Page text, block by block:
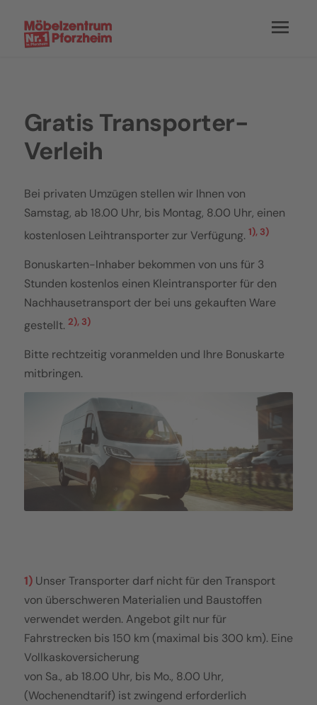
Gratis Transporter-
Verleih
Bei privaten Umzügen stellen wir Ihnen von
Samstag, ab 18.00 Uhr, bis Montag, 8.00 Uhr, einen
kostenlosen Leihtransporter zur Verfügung. 1), 3)
Bonuskarten-Inhaber bekommen von uns für 3
Stunden kostenlos einen Kleintransporter für den
Nachhausetransport der bei uns gekauften Ware
gestellt. 2), 3)
Bitte rechtzeitig voranmelden und Ihre Bonuskarte
mitbringen.
1) Unser Transporter darf nicht für den Transport
von überschweren Materialien und Baustoffen
verwendet werden. Angebot gilt nur für
Fahrstrecken bis 150 km (maximal bis 300 km). Eine
Vollkaskoversicherung
von Sa., ab 18.00 Uhr, bis Mo., 8.00 Uhr,
(Wochenendtarif) ist zwingend erforderlich